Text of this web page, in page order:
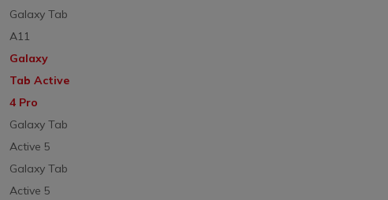
Galaxy Tab
A11
Galaxy
Tab Active
4 Pro
Galaxy Tab
Active 5
Galaxy Tab
Active 5